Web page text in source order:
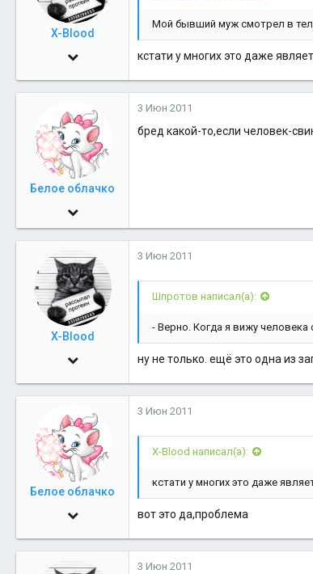
X-Blood
1 Июн 2009
2,622
дома
Мой бывший муж смотрел в
кстати у многих это даже
Белое облачко
20 Авг 2009
1,987
36
Москва
3 Июн 2011
бред какой-то,если человек-
X-Blood
1 Июн 2009
2,622
дома
3 Июн 2011
Шпротов написал(а):
- Верно. Когда я вижу
ну не только. ещё это одна из
Белое облачко
20 Авг 2009
1,987
3 Июн 2011
X-Blood написал(а):
кстати у многих это даже
вот это да,проблема
3 Июн 2011